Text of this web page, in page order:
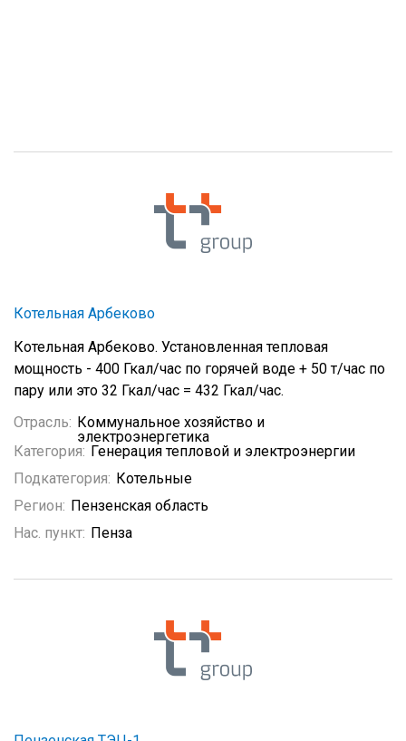
Котельная Арбеково
Котельная Арбеково. Установленная тепловая
мощность - 400 Гкал/час по горячей воде + 50 т/час по
пару или это 32 Гкал/час = 432 Гкал/час.
Отрасль: Коммунальное хозяйство и
электроэнергетика
Категория: Генерация тепловой и электроэнергии
Подкатегория: Котельные
Регион: Пензенская область
Нас. пункт: Пенза